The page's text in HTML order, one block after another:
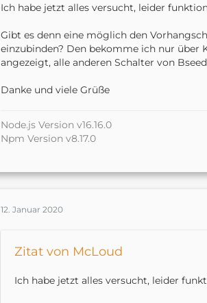
Code
sudo su -
und danach:
sudo npm i -g AMoo-Miki/
Ich habe jetzt alles versucht, leider
Gibt es denn eine möglich den
einzubinden? Den bekomme ich nur über
angezeigt, alle anderen Schalter von
Danke und viele Grüße
Node.js Version v16.16.0
Npm Version v8.17.0
12. Januar 2020
Zitat von McLoud
Ich habe jetzt alles versucht, leider